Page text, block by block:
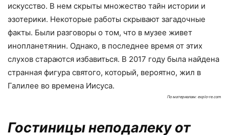
искусство. В нем скрыты множество тайн истории и
эзотерики. Некоторые работы скрывают загадочные
факты. Были разговоры о том, что в музее живет
инопланетянин. Однако, в последнее время от этих
слухов стараются избавиться. В 2017 году была найдена
странная фигура святого, который, вероятно, жил в
Галилее во времена Иисуса.
По материалам: explo-re.com
Гостиницы неподалеку от